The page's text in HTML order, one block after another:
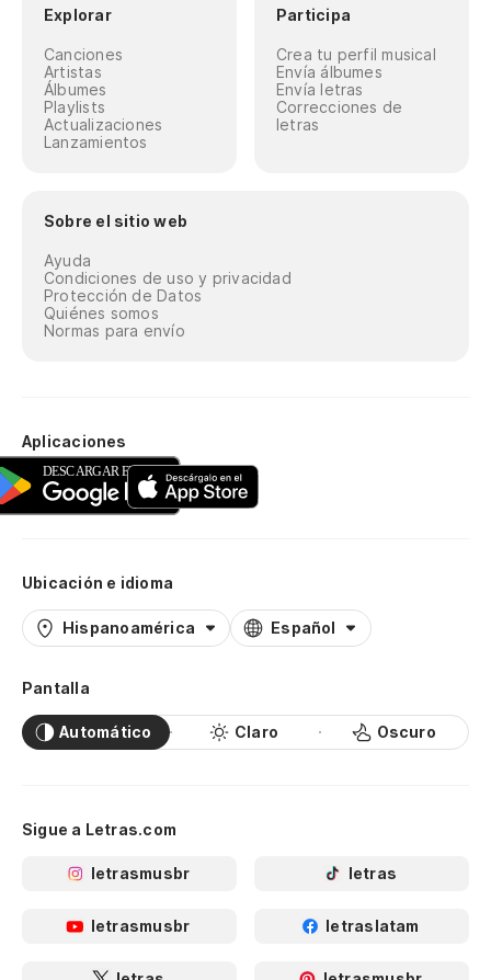
Explorar
Canciones
Artistas
Álbumes
Playlists
Actualizaciones
Lanzamientos
Participa
Crea tu perfil musical
Envía álbumes
Envía letras
Correcciones de
letras
Sobre el sitio web
Ayuda
Condiciones de uso y privacidad
Protección de Datos
Quiénes somos
Normas para envío
Aplicaciones
Ubicación e idioma
Hispanoamérica Español
Pantalla
Automático Claro Oscuro
Sigue a Letras.com
letrasmusbr letras
letrasmusbr letraslatam